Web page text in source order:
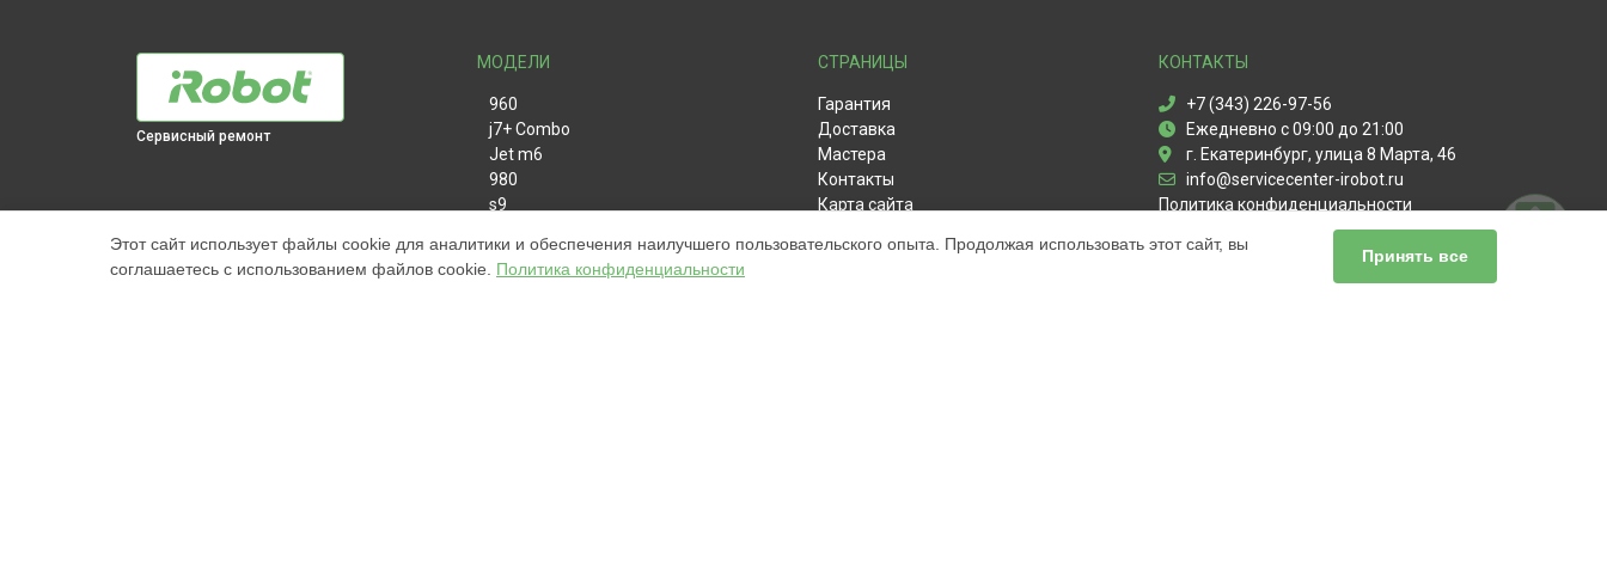
Сервисный ремонт
МОДЕЛИ
960
j7+ Combo
Jet m6
980
s9
i7
886
СТРАНИЦЫ
Гарантия
Доставка
Мастера
Контакты
Карта сайта
КОНТАКТЫ
+7 (343) 226-97-56
Ежедневно с 09:00 до 21:00
г. Екатеринбург, улица 8 Марта, 46
info@servicecenter-irobot.ru
Политика конфиденциальности
Способы оплаты
Этот сайт использует файлы cookie для аналитики и обеспечения наилучшего пользовательского опыта. Продолжая использовать этот сайт, вы
соглашаетесь с использованием файлов cookie. Политика конфиденциальности
Принять все